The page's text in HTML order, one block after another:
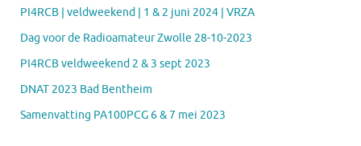
PI4RCB | veldweekend | 1 & 2 juni 2024 | VRZA
Dag voor de Radioamateur Zwolle 28-10-2023
PI4RCB veldweekend 2 & 3 sept 2023
DNAT 2023 Bad Bentheim
Samenvatting PA100PCG 6 & 7 mei 2023